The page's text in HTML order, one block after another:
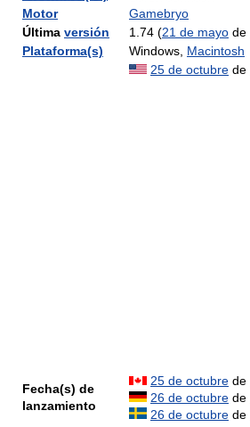
Motor
Gamebryo
Última versión 1.74 (21 de mayo de
Plataforma(s)
Windows, Macintosh
Fecha(s) de
lanzamiento
25 de octubre de
25 de octubre de
26 de octubre de
26 de octubre de